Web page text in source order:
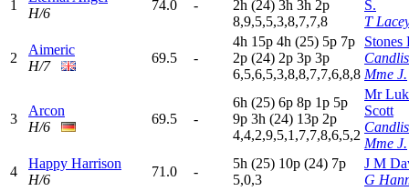
1
H/6
74.0 -
2h (24) 3h 3h 2p
8,9,5,5,3,8,7,7,8
S.
T
2
Aimeric
H/7
69.5 -
4h 15p 4h (25) 5p 7p
2p (24) 2p 3p 3p
6,5,6,5,3,8,8,7,7,6,8,8
Stones
Mme J.
3
Arcon
H/6
69.5 -
6h (25) 6p 8p 1p 5p
9p 3h (24) 13p 2p
4,4,2,9,5,1,7,7,8,6,5,2
Mr
Scott
Mme J.
4
Happy Harrison
H/6
71.0 -
5h (25) 10p (24) 7p
5,0,3
J M
G